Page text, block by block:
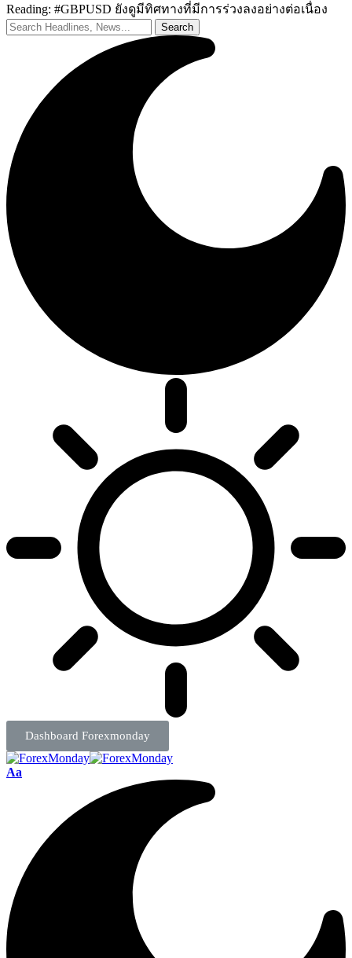
Reading: #GBPUSD ยังดูมีทิศทางที่มีการร่วงลงอย่างต่อเนื่อง
Dashboard Forexmonday
Aa